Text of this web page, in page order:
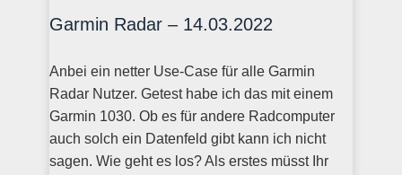
Garmin Radar – 14.03.2022
Anbei ein netter Use-Case für alle Garmin
Radar Nutzer. Getest habe ich das mit einem
Garmin 1030. Ob es für andere Radcomputer
auch solch ein Datenfeld gibt kann ich nicht
sagen. Wie geht es los? Als erstes müsst Ihr